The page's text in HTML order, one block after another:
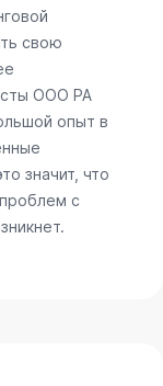
свою
ООО РА
опыт в
значит, что
с